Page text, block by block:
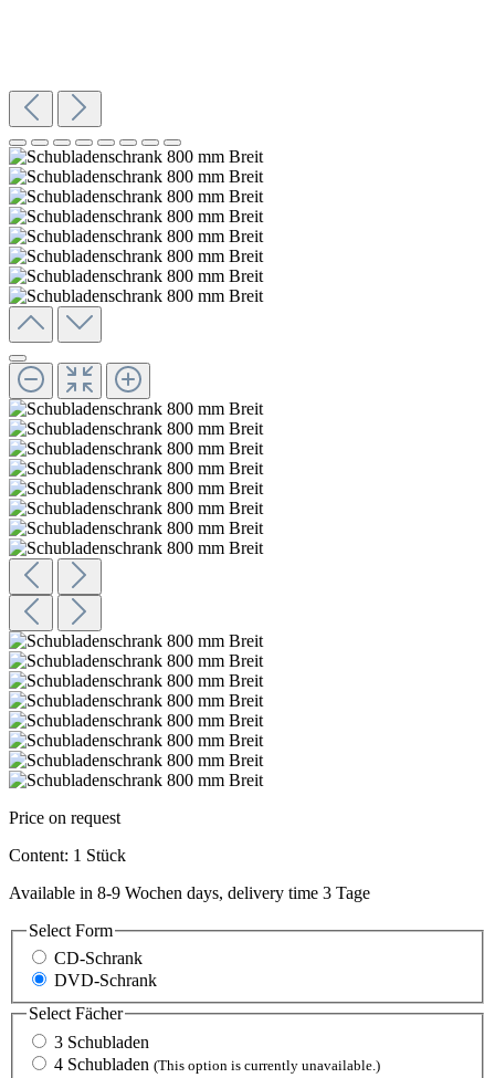
Price on request
Content: 1 Stück
Available in 8-9 Wochen days, delivery time 3 Tage
Select Form
CD-Schrank
DVD-Schrank
SelectFächer
3 Schubladen
4 Schubladen (This option is currently unavailable.)